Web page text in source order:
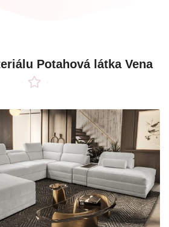
Potahová látka Vena